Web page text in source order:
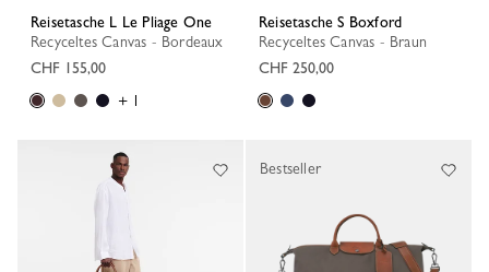
Reisetasche L Le Pliage One
Recyceltes Canvas - Bordeaux
CHF 155,00
+ 1
Reisetasche S Boxford
Recyceltes Canvas - Braun
CHF 250,00
Bestseller